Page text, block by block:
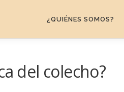
¿QUIÉNES SOMOS?
del colecho?